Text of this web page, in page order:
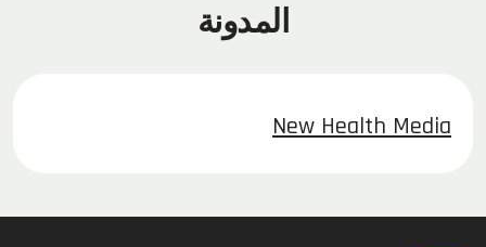
المدونة
New Health Media